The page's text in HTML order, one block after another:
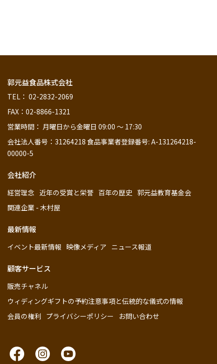
郭元益食品株式会社
TEL： 02-2832-2069
FAX：02-8866-1321
営業時間： 月曜日から金曜日 09:00 ～ 17:30
会社法人番号：31264218 食品事業者登録番号: A-131264218-
00000-5
会社紹介
経営理念 近年の受賞と栄誉 百年の歴史 郭元益教育基金会
関連企業 - 木村屋
最新情報
イベント最新情報 映像メディア ニュース報道
顧客サービス
販売チャネル
ウィディングギフトの予約注意事項と伝統的な儀式の情報
会員の権利 プライバシーポリシー お問い合わせ